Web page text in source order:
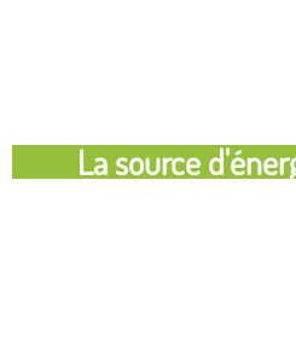
La source